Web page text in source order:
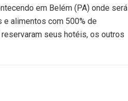
em Belém (PA) onde será
e alimentos com 500% de
seus hotéis, os outros